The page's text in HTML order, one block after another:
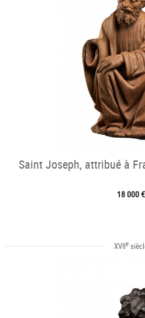
Saint Joseph, attribué à
18 000 €
XVIIe